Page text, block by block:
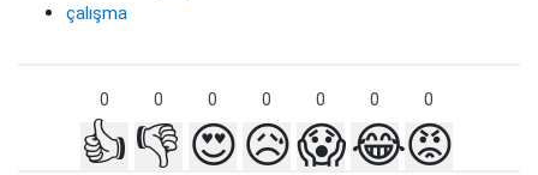
çalışma
0 0 0 0 0 0 0
👍 👎 😍😥😱😂😡